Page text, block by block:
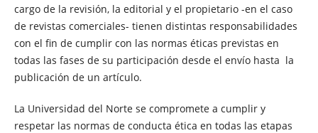
cargo de la revisión, la editorial y el propietario -en el caso
de revistas comerciales- tienen distintas responsabilidades
con el fin de cumplir con las normas éticas previstas en
todas las fases de su participación desde el envío hasta la
publicación de un artículo.
La Universidad del Norte se compromete a cumplir y
respetar las normas de conducta ética en todas las etapas